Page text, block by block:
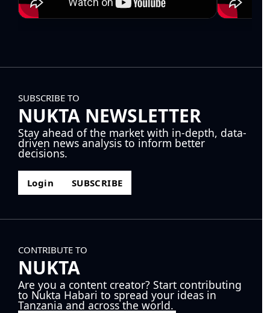
SUBSCRIBE TO
NUKTA NEWSLETTER
Stay ahead of the market with in-depth, data-
driven news analysis to inform better
decisions.
Login SUBSCRIBE
CONTRIBUTE TO
NUKTA
Are you a content creator? Start contributing
to Nukta Habari to spread your ideas in
Tanzania and across the world.